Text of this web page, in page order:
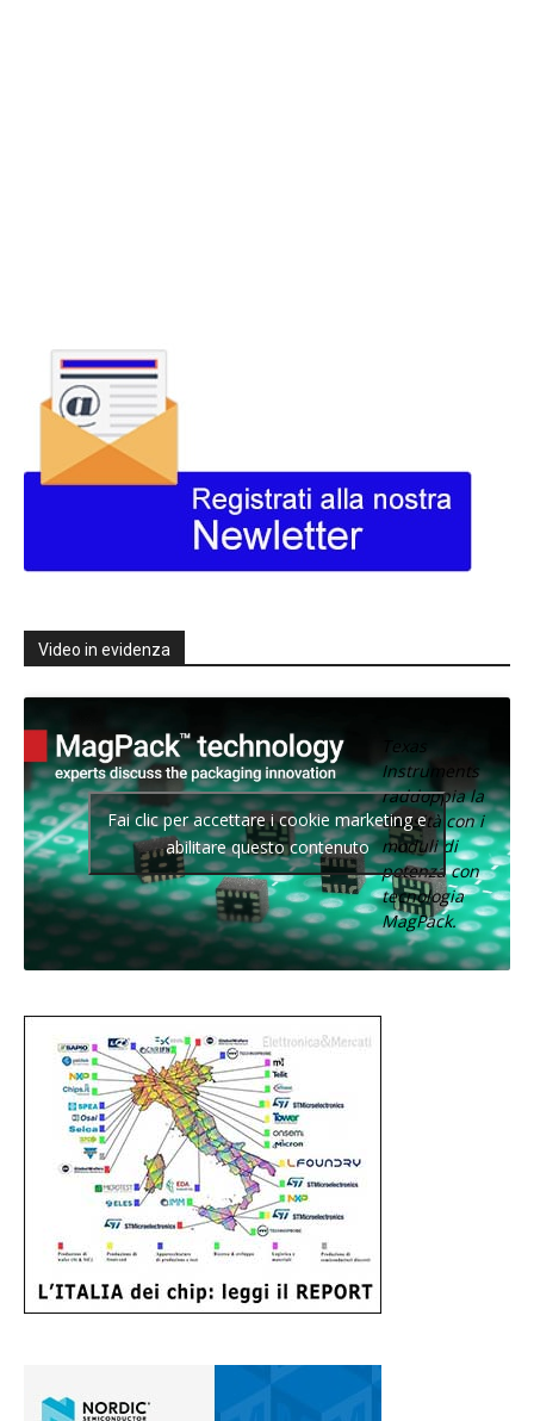
Video in evidenza
Texas
Instruments
raddoppia la
densità con i
moduli di
potenza con
tecnologia
MagPack.
Fai clic per accettare i cookie marketing e
abilitare questo contenuto